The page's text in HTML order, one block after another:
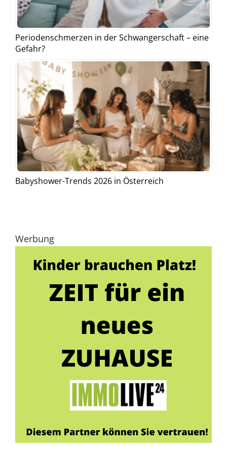
Periodenschmerzen in der Schwangerschaft – eine
Gefahr?
Babyshower-Trends 2026 in Österreich
Werbung